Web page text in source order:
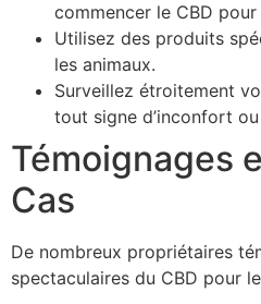
commencer le CBD
Utilisez des produits
les animaux.
Surveillez étroitement
tout signe d’inconfort
Témoignages
Cas
De nombreux propriétaires
spectaculaires du CBD pour